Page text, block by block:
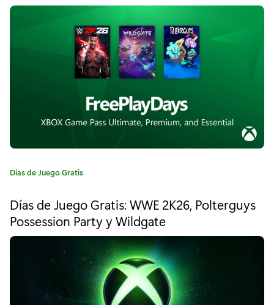
i
l
e
:
E
x
p
d
i
t
i
o
o
C
e
g
o
Días de Juego Gratis
Días de Juego Gratis: WWE 2K26, Polterguys
Possession Party y Wildgate